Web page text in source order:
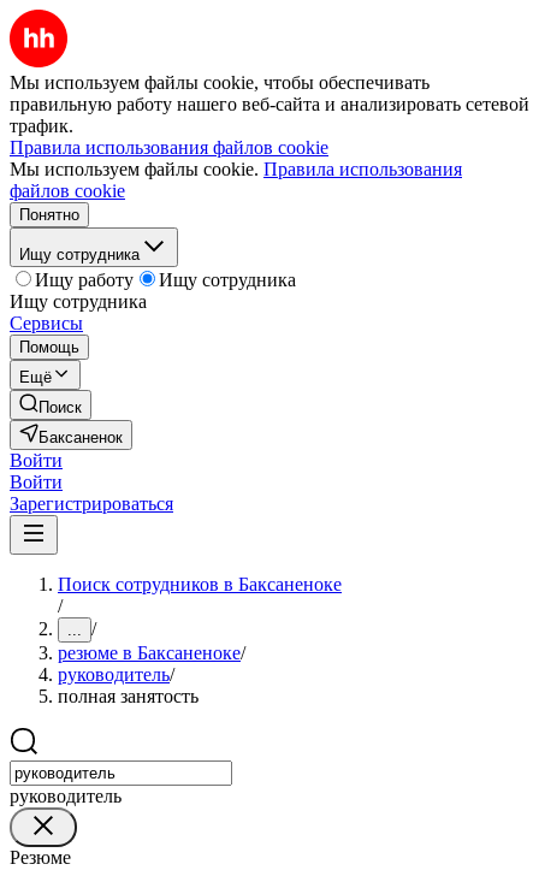
Мы используем файлы cookie, чтобы обеспечивать
правильную работу нашего веб-сайта и анализировать сетевой
трафик.
Правила использования файлов cookie
Мы используем файлы cookie. Правила использования
файлов cookie
Понятно
Ищу сотрудника
Ищу работу
Ищу сотрудника
Ищу сотрудника
Сервисы
Помощь
Ещё
Поиск
Баксаненок
Войти
Войти
Зарегистрироваться
Поиск сотрудников в Баксаненоке
/
... /
резюме в Баксаненоке/
руководитель/
полная занятость
руководитель
Резюме